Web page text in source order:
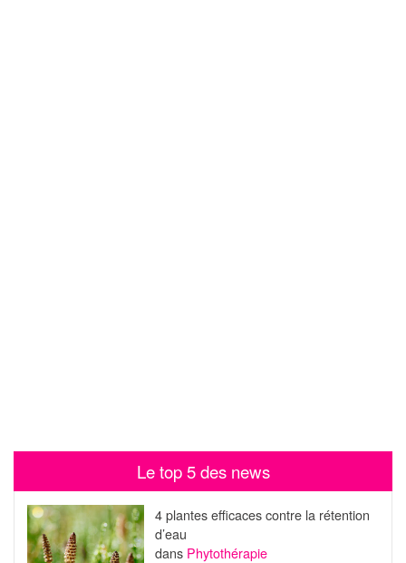
Le top 5 des news
4 plantes efficaces contre la rétention
d’eau
dans Phytothérapie